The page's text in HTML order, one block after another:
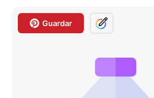
Guardar